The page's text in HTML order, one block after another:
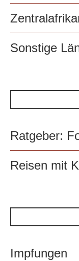
Sonstige
Ratgeber:
Reisen mit
Impfungen